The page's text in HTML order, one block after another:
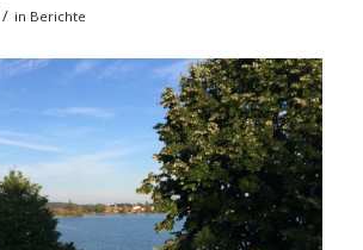
/ in Berichte